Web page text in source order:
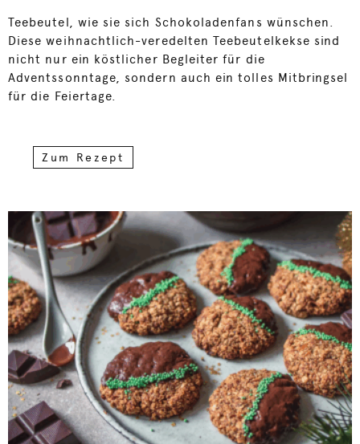
Teebeutel, wie sie sich Schokoladenfans wünschen.
Diese weihnachtlich-veredelten Teebeutelkekse sind
nicht nur ein köstlicher Begleiter für die
Adventssonntage, sondern auch ein tolles Mitbringsel
für die Feiertage.
Zum Rezept